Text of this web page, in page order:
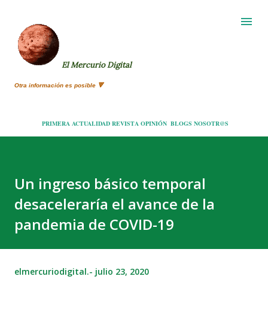
El Mercurio Digital
Otra información es posible 🔻
PRIMERA ACTUALIDAD REVISTA OPINIÓN BLOGS NOSOTR@S
Un ingreso básico temporal
desaceleraría el avance de la
pandemia de COVID-19
elmercuriodigital.- julio 23, 2020